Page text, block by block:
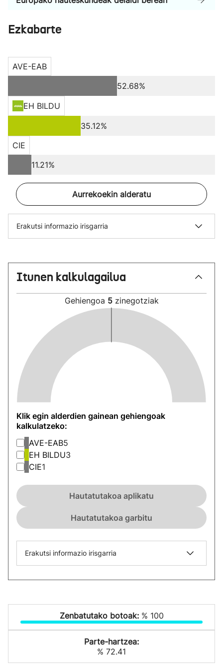
Ezkabarte
AVE-EAB
52.68%
EH BILDU
35.12%
CIE
11.21%
Aurrekoekin alderatu
Erakutsi informazio irisgarria
Itunen kalkulagailua
Gehiengoa 5 zinegotziak
Klik egin alderdien gainean gehiengoak
kalkulatzeko:
AVE-EAB5
EH BILDU3
CIE1
Hautatutakoa aplikatu
Hautatutakoa garbitu
Erakutsi informazio irisgarria
Zenbatutako botoak: % 100
Parte-hartzea:
% 72.41